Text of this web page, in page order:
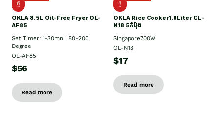
ថ្មី
OKLA 8.5L Oil-Free Fryer OL-
AF85
Set Timer: 1-30mn | 80-200
Degree
OL-AF85
$56
Read more
ថ្មី
OKLA Rice Cooker1.8Liter OL-
N18 5កំប៉ុង
Singapore700W
OL-N18
$17
Read more